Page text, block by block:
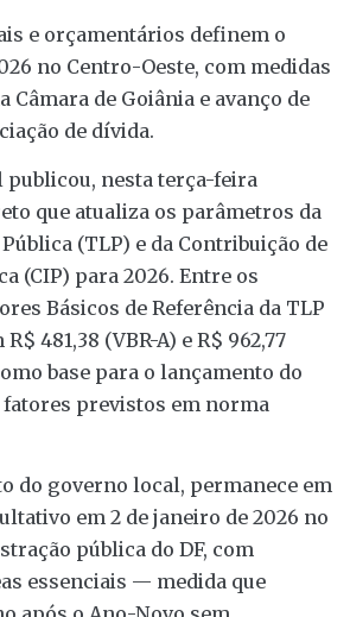
e orçamentários definem o
no Centro-Oeste, com medidas
Câmara de Goiânia e avanço de
de dívida.
publicou, nesta terça-feira
que atualiza os parâmetros da
(TLP) e da Contribuição de
(CIP) para 2026. Entre os
Básicos de Referência da TLP
481,38 (VBR-A) e R$ 962,77
base para o lançamento do
previstos em norma
do governo local, permanece em
em 2 de janeiro de 2026 no
pública do DF, com
essenciais — medida que